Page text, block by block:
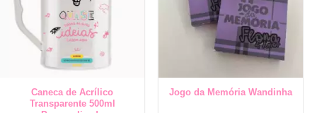
Caneca de Acrílico
Transparente 500ml
Jogo da Memória Wandinha